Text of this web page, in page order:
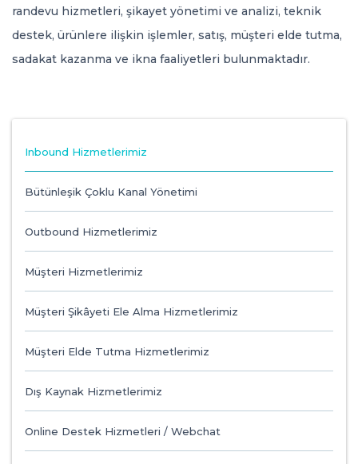
0246 232 88 32
kurumsal@32net.com.tr
Inbound Hizmetlerimiz
Bütünleşik Çoklu Kanal Yönetimi
Outbound Hizmetlerimiz
Müşteri Hizmetlerimiz
Müşteri Şikâyeti Ele Alma Hizmetlerimiz
Müşteri Elde Tutma Hizmetlerimiz
Dış Kaynak Hizmetlerimiz
Online Destek Hizmetleri / Webchat
randevu hizmetleri, şikayet yönetimi ve analizi, teknik
destek, ürünlere ilişkin işlemler, satış, müşteri elde tutma,
sadakat kazanma ve ikna faaliyetleri bulunmaktadır.